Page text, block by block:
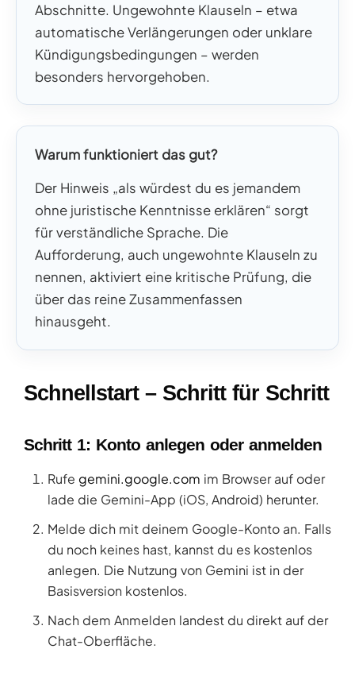
Abschnitte. Ungewohnte Klauseln – etwa
automatische Verlängerungen oder unklare
Kündigungsbedingungen – werden
besonders hervorgehoben.
Warum funktioniert das gut?
Der Hinweis „als würdest du es jemandem
ohne juristische Kenntnisse erklären“ sorgt
für verständliche Sprache. Die
Aufforderung, auch ungewohnte Klauseln zu
nennen, aktiviert eine kritische Prüfung, die
über das reine Zusammenfassen
hinausgeht.
Schnellstart – Schritt für Schritt
Schritt 1: Konto anlegen oder anmelden
Rufe gemini.google.com im Browser auf oder
lade die Gemini-App (iOS, Android) herunter.
Melde dich mit deinem Google-Konto an. Falls
du noch keines hast, kannst du es kostenlos
anlegen. Die Nutzung von Gemini ist in der
Basisversion kostenlos.
Nach dem Anmelden landest du direkt auf der
Chat-Oberfläche.